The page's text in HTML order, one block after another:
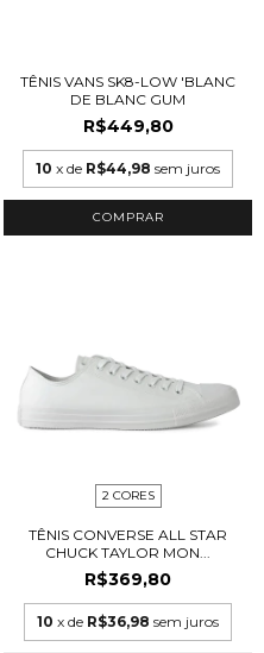
TÊNIS VANS SK8-LOW 'BLANC
DE BLANC GUM
R$449,80
10 x de R$44,98 sem juros
COMPRAR
2 CORES
TÊNIS CONVERSE ALL STAR
CHUCK TAYLOR MON...
R$369,80
10 x de R$36,98 sem juros